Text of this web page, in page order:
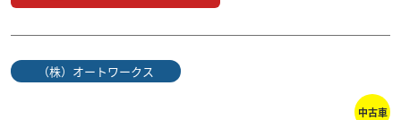
（株）オートワークス
中古車